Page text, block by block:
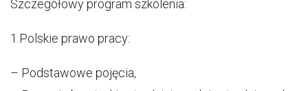
Szczegółowy program szkolenia:
1.Polskie prawo pracy:
– Podstawowe pojęcia,